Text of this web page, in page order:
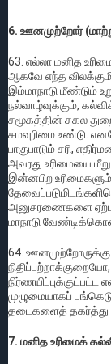
6. ஊனமுற்றோர்
63. எல்லா மனித
ஆகவே எந்த
இம்மாநாடு மீண்டும்
நல்வாழ்வுக்கும்,
சமூகத்தின் சகல
சமவுரிமை உண்டு.
பாகுபாடும் சரி,
அவரது உரிமையை
இன்னபிற
அனுசரணைகளை
மாநாடு
64.
முழுமையாகப்
தடைகளைத் தகர்த்து
7. மனித உரிமைக்